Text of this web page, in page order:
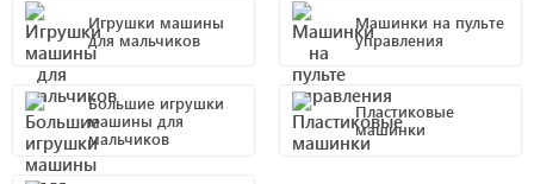
Игрушки машины
для мальчиков
Машинки на пульте
управления
Большие игрушки
машины для
мальчиков
Пластиковые
машинки